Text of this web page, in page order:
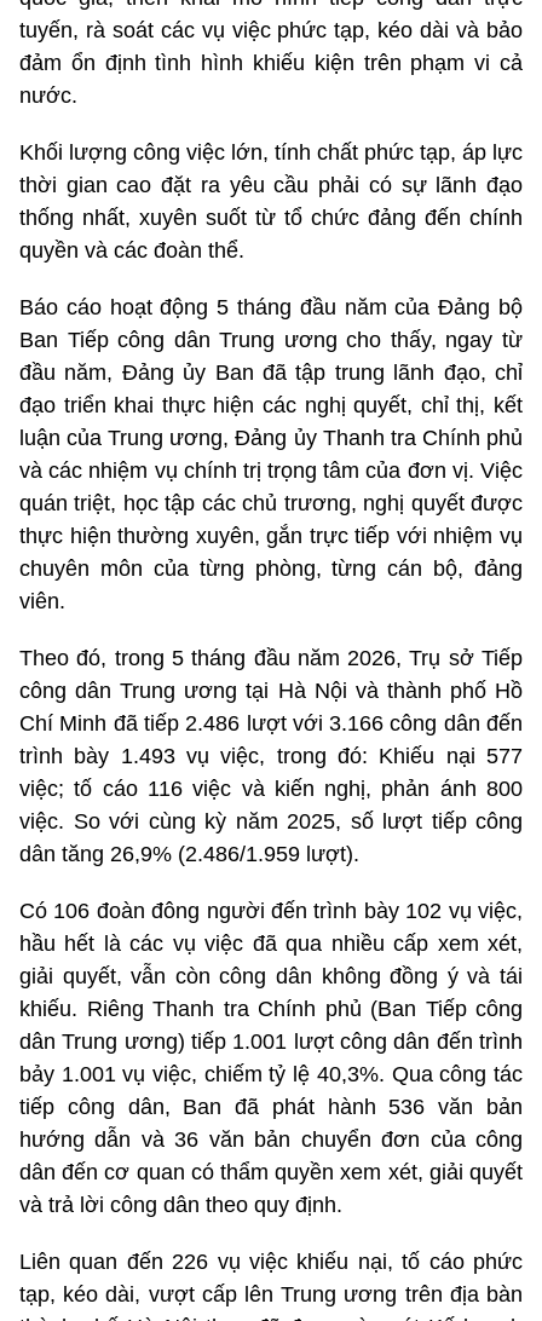
tuyến, rà soát các vụ việc phức tạp, kéo dài và bảo
đảm ổn định tình hình khiếu kiện trên phạm vi cả
nước.
Khối lượng công việc lớn, tính chất phức tạp, áp lực
thời gian cao đặt ra yêu cầu phải có sự lãnh đạo
thống nhất, xuyên suốt từ tổ chức đảng đến chính
quyền và các đoàn thể.
Báo cáo hoạt động 5 tháng đầu năm của Đảng bộ
Ban Tiếp công dân Trung ương cho thấy, ngay từ
đầu năm, Đảng ủy Ban đã tập trung lãnh đạo, chỉ
đạo triển khai thực hiện các nghị quyết, chỉ thị, kết
luận của Trung ương, Đảng ủy Thanh tra Chính phủ
và các nhiệm vụ chính trị trọng tâm của đơn vị. Việc
quán triệt, học tập các chủ trương, nghị quyết được
thực hiện thường xuyên, gắn trực tiếp với nhiệm vụ
chuyên môn của từng phòng, từng cán bộ, đảng
viên.
Theo đó, trong 5 tháng đầu năm 2026, Trụ sở Tiếp
công dân Trung ương tại Hà Nội và thành phố Hồ
Chí Minh đã tiếp 2.486 lượt với 3.166 công dân đến
trình bày 1.493 vụ việc, trong đó: Khiếu nại 577
việc; tố cáo 116 việc và kiến nghị, phản ánh 800
việc. So với cùng kỳ năm 2025, số lượt tiếp công
dân tăng 26,9% (2.486/1.959 lượt).
Có 106 đoàn đông người đến trình bày 102 vụ việc,
hầu hết là các vụ việc đã qua nhiều cấp xem xét,
giải quyết, vẫn còn công dân không đồng ý và tái
khiếu. Riêng Thanh tra Chính phủ (Ban Tiếp công
dân Trung ương) tiếp 1.001 lượt công dân đến trình
bảy 1.001 vụ việc, chiếm tỷ lệ 40,3%. Qua công tác
tiếp công dân, Ban đã phát hành 536 văn bản
hướng dẫn và 36 văn bản chuyển đơn của công
dân đến cơ quan có thẩm quyền xem xét, giải quyết
và trả lời công dân theo quy định.
Liên quan đến 226 vụ việc khiếu nại, tố cáo phức
tạp, kéo dài, vượt cấp lên Trung ương trên địa bàn